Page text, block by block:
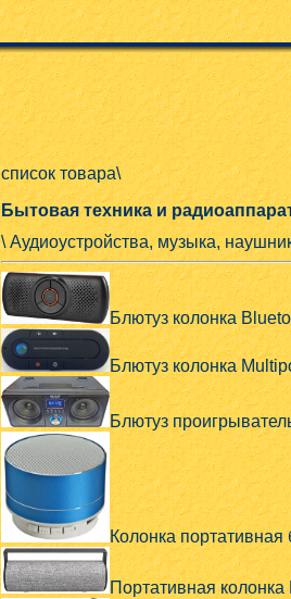
список товара\
Бытовая техника и
\ Аудиоустройства, музыка,
Блютуз колонка
Блютуз колонка
Блютуз
Колонка
Портативная